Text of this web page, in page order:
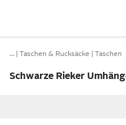
… Taschen & Rucksäcke Taschen
Schwarze Rieker